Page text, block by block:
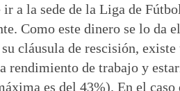
a la sede de la Liga de
Como este dinero se lo da
cláusula de rescisión,
rendimiento de trabajo y
es del 43%). En el